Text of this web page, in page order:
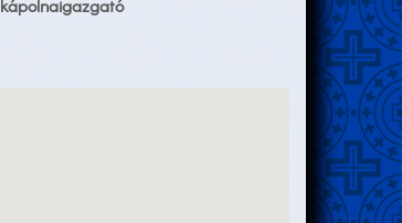
kápolnaigazgató